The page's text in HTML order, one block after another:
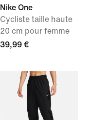
Nike One
Cycliste taille haute
20 cm pour femme
39,99 €